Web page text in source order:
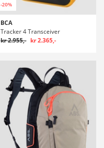
-20%
BCA
Tracker 4 Transceiver
kr 2.955,- kr 2.365,-